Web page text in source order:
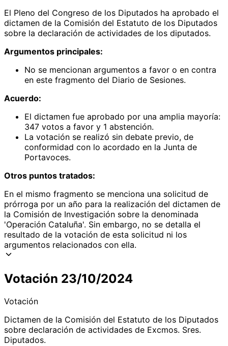
El Pleno del Congreso de los Diputados ha aprobado el
dictamen de la Comisión del Estatuto de los Diputados
sobre la declaración de actividades de los diputados.
Argumentos principales:
No se mencionan argumentos a favor o en contra
en este fragmento del Diario de Sesiones.
Acuerdo:
El dictamen fue aprobado por una amplia mayoría:
347 votos a favor y 1 abstención.
La votación se realizó sin debate previo, de
conformidad con lo acordado en la Junta de
Portavoces.
Otros puntos tratados:
En el mismo fragmento se menciona una solicitud de
prórroga por un año para la realización del dictamen de
la Comisión de Investigación sobre la denominada
'Operación Cataluña'. Sin embargo, no se detalla el
resultado de la votación de esta solicitud ni los
argumentos relacionados con ella.
Votación 23/10/2024
Votación
Dictamen de la Comisión del Estatuto de los Diputados
sobre declaración de actividades de Excmos. Sres.
Diputados.